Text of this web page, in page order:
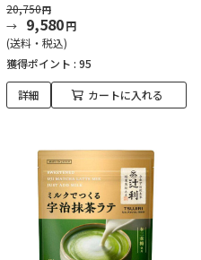
20,750円
9,580円
(送料・税込)
獲得ポイント : 95
詳細 カートに入れる